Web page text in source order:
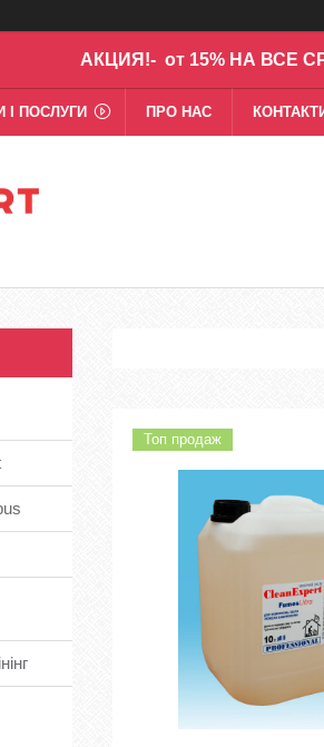
АКЦИЯ!- от 15% НА ВСЕ
І ПОСЛУГИ ПРО НАС
Топ продаж